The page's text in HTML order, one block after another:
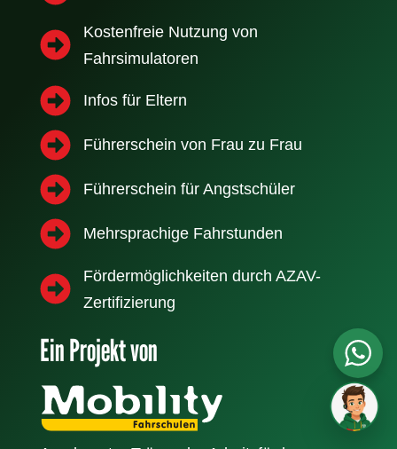
Kostenfreie Nutzung von
Fahrsimulatoren
Infos für Eltern
Führerschein von Frau zu Frau
Führerschein für Angstschüler
Mehrsprachige Fahrstunden
Fördermöglichkeiten durch AZAV-
Zertifizierung
Ein Projekt von